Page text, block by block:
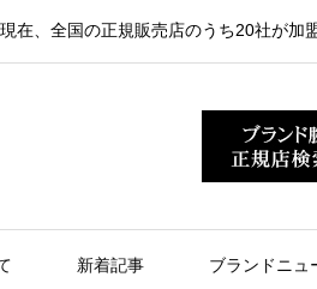
、全国の正規販売店のうち20社が加
新着記事 ブランドニュ